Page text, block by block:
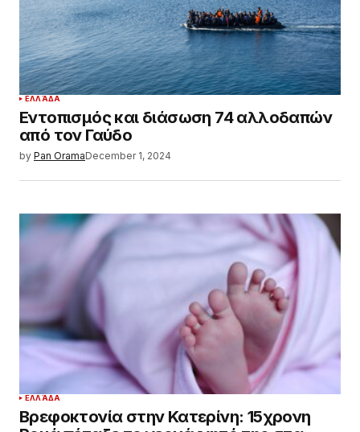
ΕΛΛΆΔΑ
Εντοπισμός και διάσωση 74 αλλοδαπών
από τον Γαύδο
by Pan OramaDecember 1, 2024
ΕΛΛΆΔΑ
Βρεφοκτονία στην Κατερίνη: 15χρονη